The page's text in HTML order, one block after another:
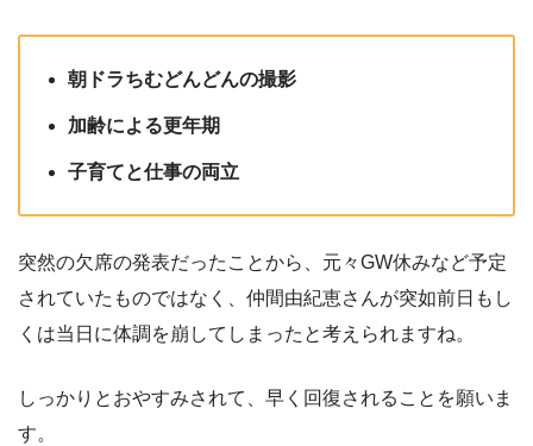
朝ドラちむどんどんの撮影
加齢による更年期
子育てと仕事の両立
突然の欠席の発表だったことから、元々GW休みなど予定
されていたものではなく、仲間由紀恵さんが突如前日もし
くは当日に体調を崩してしまったと考えられますね。
しっかりとおやすみされて、早く回復されることを願いま
す。